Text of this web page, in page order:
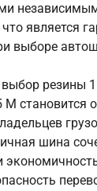
является
выборе
резины
M становится
шина